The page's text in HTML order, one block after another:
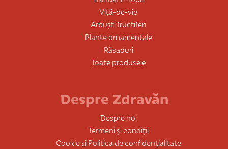
Viță-de-vie
Arbuști fructiferi
Plante ornamentale
Răsaduri
Toate produsele
Despre Zdravăn
Despre noi
Termeni și condiții
Cookie și Politica de confidențialitate